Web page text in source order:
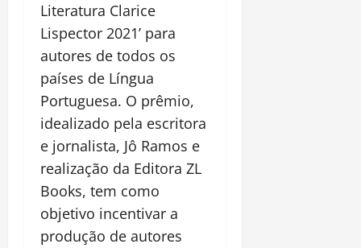
Literatura Clarice
Lispector 2021’ para
autores de todos os
países de Língua
Portuguesa. O prêmio,
idealizado pela escritora
e jornalista, Jô Ramos e
realização da Editora ZL
Books, tem como
objetivo incentivar a
produção de autores